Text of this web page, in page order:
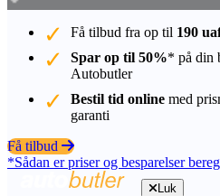
Få tilbud fra op til 190
Spar op til 50%* på din
Autobutler
Bestil tid online med
garanti
Få tilbud
*Sådan er priser og besparelser
Luk